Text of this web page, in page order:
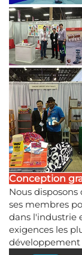
Conception
Nous
ses membres
dans l'industrie
exigences les